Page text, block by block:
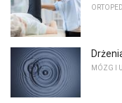
MÓZG I